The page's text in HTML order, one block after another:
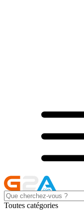
Toutes catégories